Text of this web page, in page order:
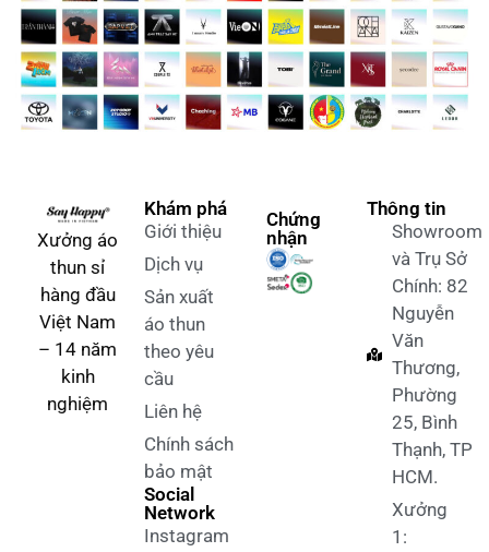
Xưởng áo
thun sỉ
hàng đầu
Việt Nam
– 14 năm
kinh
nghiệm
Khám phá
Giới thiệu
Dịch vụ
Sản xuất
áo thun
theo yêu
cầu
Liên hệ
Chính sách
bảo mật
Social
Network
Instagram
Chứng
nhận
Thông tin
Showroom
và Trụ Sở
Chính: 82
Nguyễn
Văn
Thương,
Phường
25, Bình
Thạnh, TP
HCM.
Xưởng
1: